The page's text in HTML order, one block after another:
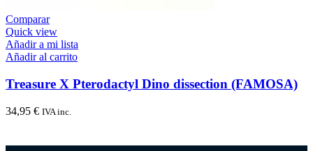
Comparar
Quick view
Añadir a mi lista
Añadir al carrito
Treasure X Pterodactyl Dino dissection (FAMOSA)
34,95 € IVA inc.